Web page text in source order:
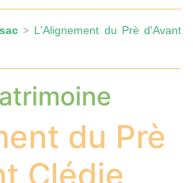
> L'Alignement du Prè d'Avant
du Prè
Clédie